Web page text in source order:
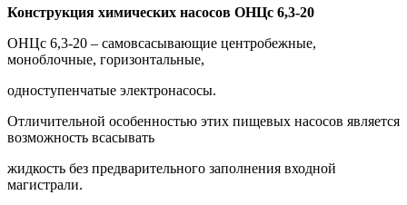
Конструкция химических насосов ОНЦс 6,3-20
ОНЦс 6,3-20 – самовсасывающие центробежные,
моноблочные, горизонтальные,
одноступенчатые электронасосы.
Отличительной особенностью этих пищевых насосов является
возможность всасывать
жидкость без предварительного заполнения входной
магистрали.